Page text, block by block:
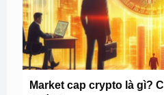
Market cap crypto là gì?